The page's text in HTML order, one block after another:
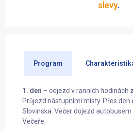
slevy.
Program
1. den – odjezd v ranních hodinách
Průjezd nástupními místy. Přes den
Slovinska. Večer dojezd autobusem
Večeře.